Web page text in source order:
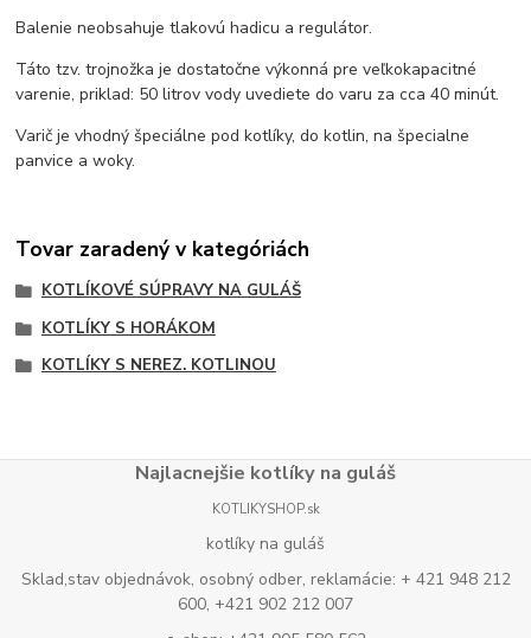
Balenie neobsahuje tlakovú hadicu a regulátor.
Táto tzv. trojnožka je dostatočne výkonná pre veľkokapacitné
varenie, priklad: 50 litrov vody uvediete do varu za cca 40 minút.
Varič je vhodný špeciálne pod kotlíky, do kotlin, na špecialne
panvice a woky.
Tovar zaradený v kategóriách
KOTLÍKOVÉ SÚPRAVY NA GULÁŠ
KOTLÍKY S HORÁKOM
KOTLÍKY S NEREZ. KOTLINOU
Najlacnejšie kotlíky na guláš
KOTLIKYSHOP.sk
kotlíky na guláš
Sklad,stav objednávok, osobný odber, reklamácie: + 421 948 212
600, +421 902 212 007